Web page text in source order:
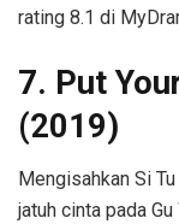
rating 8.1 di
7. Put
(2019)
Mengisahkan Si
jatuh cinta pada